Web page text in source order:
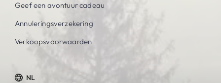
Geef een avontuur cadeau
Annuleringsverzekering
Verkoopsvoorwaarden
NL